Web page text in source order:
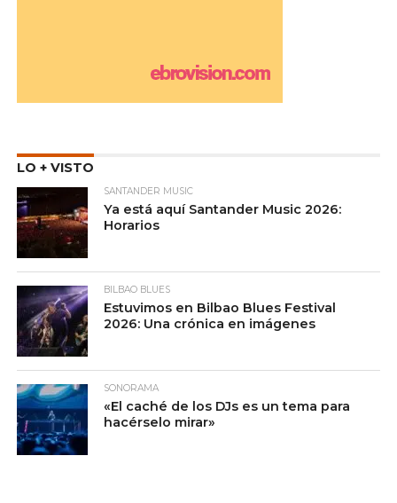
LO + VISTO
SANTANDER MUSIC
Ya está aquí Santander Music 2026:
Horarios
BILBAO BLUES
Estuvimos en Bilbao Blues Festival
2026: Una crónica en imágenes
SONORAMA
«El caché de los DJs es un tema para
hacérselo mirar»